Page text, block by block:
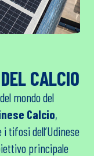
CALCIO
del mondo del
Calcio,
tifosi dell’Udinese
principale